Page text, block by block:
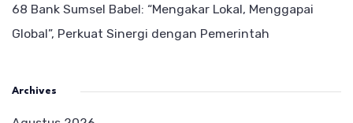
68 Bank Sumsel Babel: “Mengakar Lokal, Menggapai
Global”, Perkuat Sinergi dengan Pemerintah
Archives